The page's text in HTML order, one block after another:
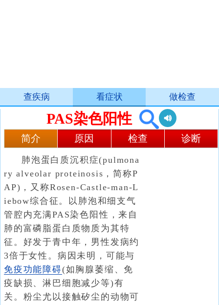
查疾病 看症状 做检查
PAS染色阳性
简介 原因 检查 诊断
肺泡蛋白质沉积症(pulmona
ry alveolar proteinosis，简称P
AP)，又称Rosen-Castle-man-L
iebow综合征。以肺泡和细支气
管腔内充满PAS染色阳性，来自
肺的富磷脂蛋白质物质为其特
征。好发于青中年，男性发病约
3倍于女性。病因未明，可能与
免疫功能障碍(如胸腺萎缩、免
疫缺损、淋巴细胞减少等)有
关。粉尘尤以接触矽尘的动物可